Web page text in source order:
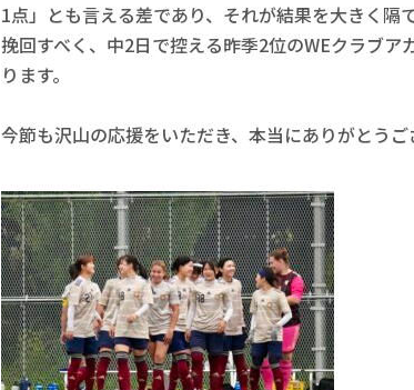
1点」とも言える差であり、それが結果を大きく
挽回すべく、中2日で控える昨季2位のWEクラブ
ります。
今節も沢山の応援をいただき、本当にありがとうご